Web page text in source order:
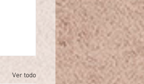
Ver todo